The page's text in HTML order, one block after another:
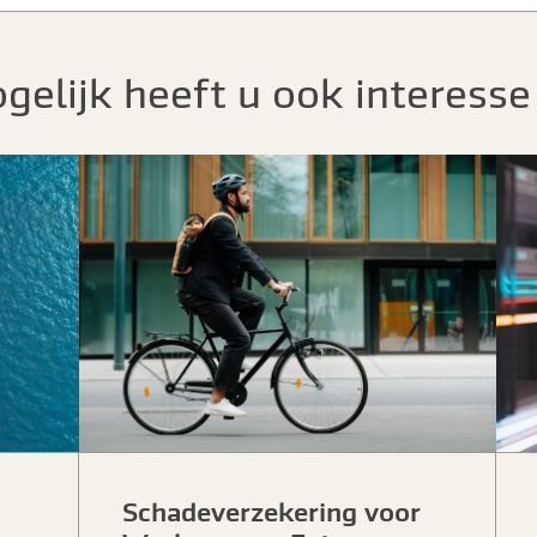
heeft u ook
Schadeverzekering voor